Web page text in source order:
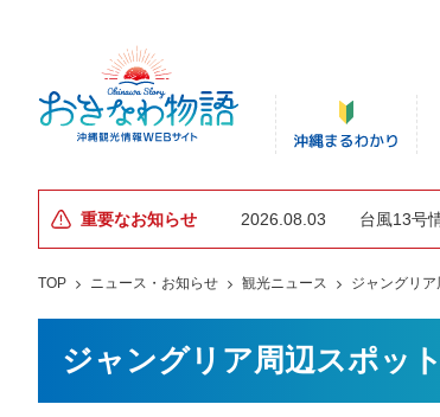
重要なお知らせ 2026.08.03 台風13号
TOP ニュース・お知らせ 観光ニュース ジャングリ
ジャングリア周辺スポッ